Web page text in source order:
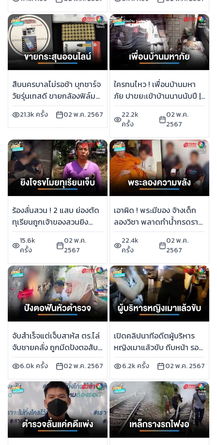
สืบนครบาลไม่รอช้า บุกชาร์จ
วัยรุ่นเทสดี ขายกล้องฟิล์ม
ยัดไส้กระสุนปืน | เช้านี้ที่
หมอชิต
21.3k ครั้ง 02 พ.ค. 2567
ใครทนไหว ! เพื่อนบ้านมหา
ภัย ปาขยะเข้าบ้านนานนับปี |
เช้านี้ที่หมอชิต
22.2k
ครั้ง
02 พ.ค.
2567
ร้องลั่นสวน ! 2 แสบ ย่องตัด
ทุเรียนถูกเจ้าของสวนยิง
บาดเจ็บ | เช้านี้ที่หมอชิต
15.6k
ครั้ง
02 พ.ค.
2567
เอาผิด ! พระมีของ จ้างเด็ก
ลองวิชา พลาดทำน้ำกรดราด
ใส่มือบาดเจ็บ | เช้านี้ที่
หมอชิต
22.4k
ครั้ง
02 พ.ค.
2567
จับสำเร็จแต่เจ็บสาหัส ตร.ไล่
จับชายคลั่ง ถูกมีดปังตอสับ
เลือดอาบ | เช้านี้ที่หมอชิต
6.0k ครั้ง 02 พ.ค. 2567
เปิดคลิปนาทีอดีตผู้บริหาร
หญิงเมาแล้วขับ ถีบหน้า รอง
ผกก. | เช้านี้ที่หมอชิต
6.2k ครั้ง 02 พ.ค. 2567